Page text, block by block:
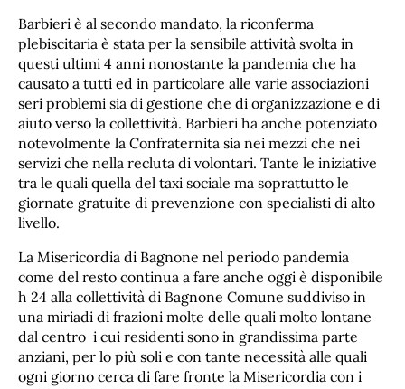
Barbieri è al secondo mandato, la riconferma
plebiscitaria è stata per la sensibile attività svolta in
questi ultimi 4 anni nonostante la pandemia che ha
causato a tutti ed in particolare alle varie associazioni
seri problemi sia di gestione che di organizzazione e di
aiuto verso la collettività. Barbieri ha anche potenziato
notevolmente la Confraternita sia nei mezzi che nei
servizi che nella recluta di volontari. Tante le iniziative
tra le quali quella del taxi sociale ma soprattutto le
giornate gratuite di prevenzione con specialisti di alto
livello.
La Misericordia di Bagnone nel periodo pandemia
come del resto continua a fare anche oggi è disponibile
h 24 alla collettività di Bagnone Comune suddiviso in
una miriadi di frazioni molte delle quali molto lontane
dal centro i cui residenti sono in grandissima parte
anziani, per lo più soli e con tante necessità alle quali
ogni giorno cerca di fare fronte la Misericordia con i